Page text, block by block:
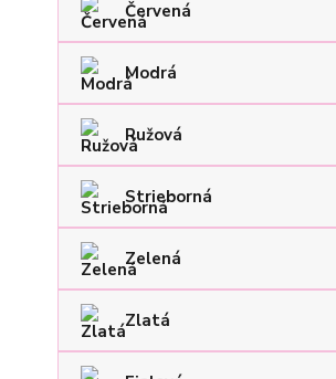
Červená
Modrá
Ružová
Strieborná
Zelená
Zlatá